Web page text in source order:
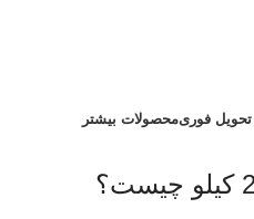
فوریمحصولات بیشتر